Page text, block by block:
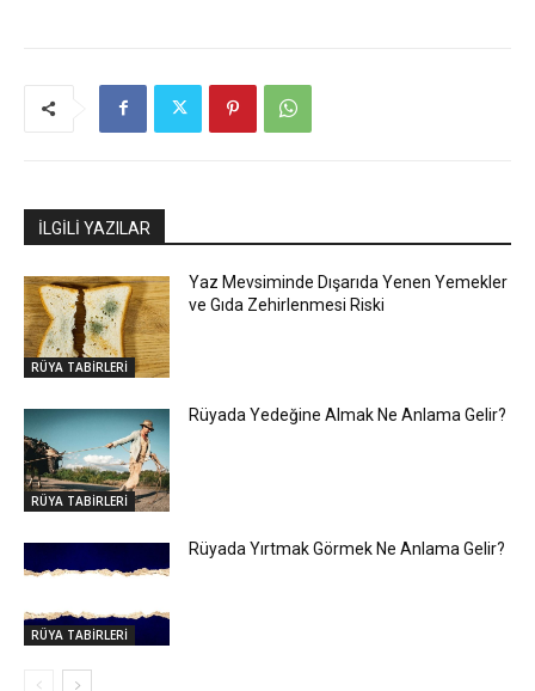
İLGİLİ YAZILAR
RÜYA TABİRLERİ
Yaz Mevsiminde Dışarıda Yenen Yemekler
ve Gıda Zehirlenmesi Riski
RÜYA TABİRLERİ
Rüyada Yedeğine Almak Ne Anlama Gelir?
RÜYA TABİRLERİ
Rüyada Yırtmak Görmek Ne Anlama Gelir?